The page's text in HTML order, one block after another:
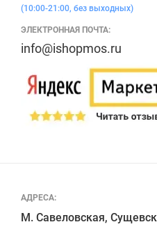
АДРЕСА:
М. Савеловская,
(10:00-21:00, без выходных)
ЭЛЕКТРОННАЯ ПОЧТА:
info@ishopmos.ru